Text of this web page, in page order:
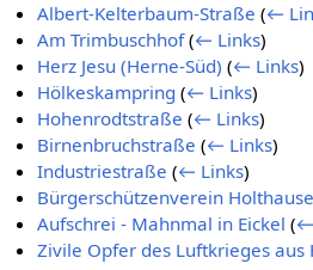
Albert-Kelterbaum-Straße (←
Am Trimbuschhof (← Links)
Herz Jesu (Herne-Süd) (← Links)
Hölkeskampring (← Links)
Hohenrodtstraße (← Links)
Birnenbruchstraße (← Links)
Industriestraße (← Links)
Bürgerschützenverein
Aufschrei - Mahnmal in Eickel (←
Zivile Opfer des Luftkrieges aus